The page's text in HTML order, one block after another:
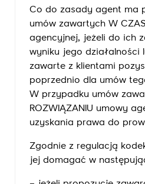
Co do zasady agent ma
umów zawartych W
agencyjnej, jeżeli do ich
wyniku jego działalności
zawarte z klientami
poprzednio dla umów
W przypadku umów
ROZWIĄZANIU umowy
uzyskania prawa do
Zgodnie z regulacją
jej domagać w